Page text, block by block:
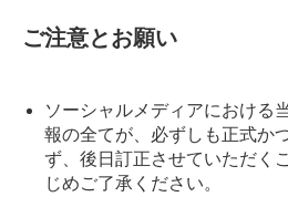
ご注意とお願い
ソーシャルメディアにおける
報の全てが、必ずしも正式か
ず、後日訂正させていただく
じめご了承ください。